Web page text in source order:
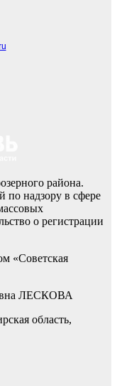
района.
по надзору в сфере
о регистрации
«Советская
ЛЕСКОВА
область,